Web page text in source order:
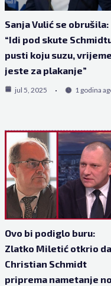
Sanja Vulić se obrušila:
“Idi pod skute
pusti koju suzu,
jeste za plakanje”
jul 5, 2025 1 godina
Ovo bi podiglo buru:
Zlatko Miletić otkrio da
Christian Schmidt
priprema nametanje